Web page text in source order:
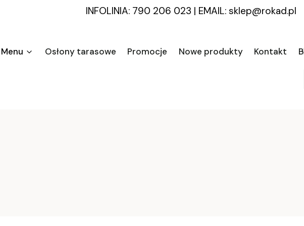
INFOLINIA: 790 206 023 | EMAIL: sklep@rokad.pl
Menu Osłony tarasowe Promocje Nowe produkty Kontakt